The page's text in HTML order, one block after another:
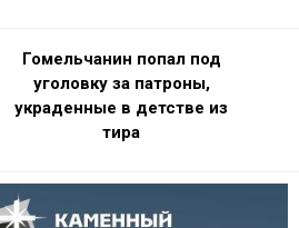
Гомельчанин попал под
уголовку за патроны,
украденные в детстве из
тира